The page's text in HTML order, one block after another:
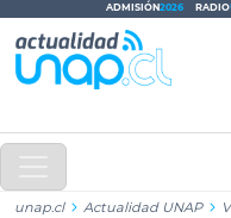
ADMISIÓN2026 RADIO
unap.cl Actualidad UNAP